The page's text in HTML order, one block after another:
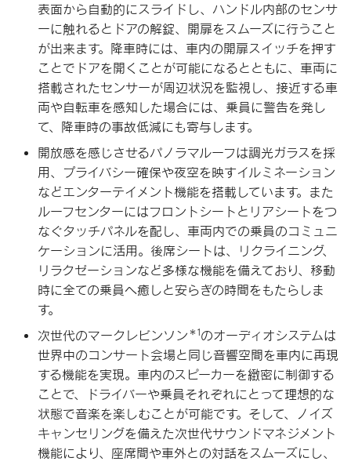
表面から自動的にスライドし、ハンドル内部のセンサ
ーに触れるとドアの解錠、開扉をスムーズに行うこと
が出来ます。降車時には、車内の開扉スイッチを押す
ことでドアを開くことが可能になるとともに、車両に
搭載されたセンサーが周辺状況を監視し、接近する車
両や自転車を感知した場合には、乗員に警告を発し
て、降車時の事故低減にも寄与します。
開放感を感じさせるパノラマルーフは調光ガラスを採
用、プライバシー確保や夜空を映すイルミネーション
などエンターテイメント機能を搭載しています。また
ルーフセンターにはフロントシートとリアシートをつ
なぐタッチパネルを配し、車両内での乗員のコミュニ
ケーションに活用。後席シートは、リクライニング、
リラクゼーションなど多様な機能を備えており、移動
時に全ての乗員へ癒しと安らぎの時間をもたらしま
す。
次世代のマークレビンソン ＊1のオーディオシステムは
世界中のコンサート会場と同じ音響空間を車内に再現
する機能を実現。車内のスピーカーを緻密に制御する
ことで、ドライバーや乗員それぞれにとって理想的な
状態で音楽を楽しむことが可能です。そして、ノイズ
キャンセリングを備えた次世代サウンドマネジメント
機能により、座席間や車外との対話をスムーズにし、